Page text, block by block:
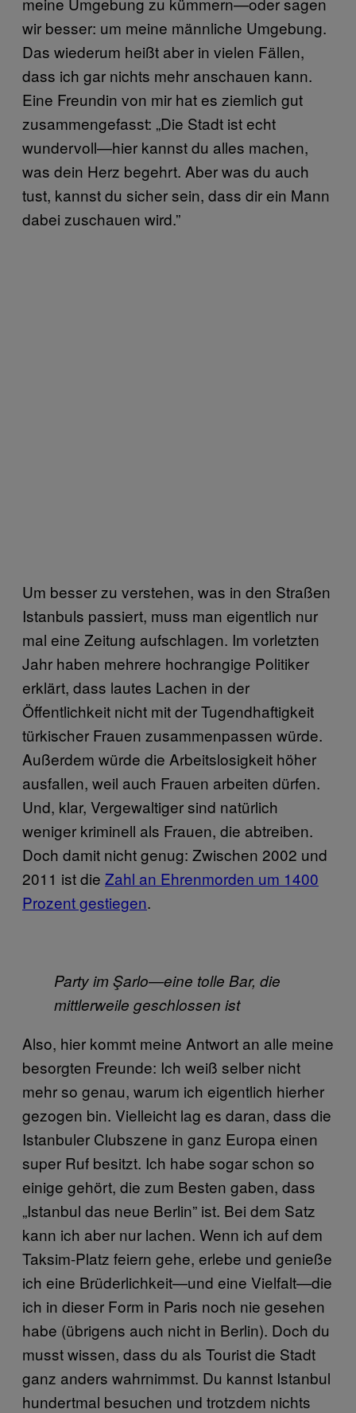
wir besser: um meine männliche Umgebung.
Das wiederum heißt aber in vielen Fällen,
dass ich gar nichts mehr anschauen kann.
Eine Freundin von mir hat es ziemlich gut
zusammengefasst: „Die Stadt ist echt
wundervoll—hier kannst du alles machen,
was dein Herz begehrt. Aber was du auch
tust, kannst du sicher sein, dass dir ein Mann
dabei zuschauen wird.”
Um besser zu verstehen, was in den Straßen
Istanbuls passiert, muss man eigentlich nur
mal eine Zeitung aufschlagen. Im vorletzten
Jahr haben mehrere hochrangige Politiker
erklärt, dass lautes Lachen in der
Öffentlichkeit nicht mit der Tugendhaftigkeit
türkischer Frauen zusammenpassen würde.
Außerdem würde die Arbeitslosigkeit höher
ausfallen, weil auch Frauen arbeiten dürfen.
Und, klar, Vergewaltiger sind natürlich
weniger kriminell als Frauen, die abtreiben.
Doch damit nicht genug: Zwischen 2002 und
2011 ist die Zahl an Ehrenmorden um 1400
Prozent gestiegen.
Party im Şarlo—eine tolle Bar, die
mittlerweile geschlossen ist
Also, hier kommt meine Antwort an alle meine
besorgten Freunde: Ich weiß selber nicht
mehr so genau, warum ich eigentlich hierher
gezogen bin. Vielleicht lag es daran, dass die
Istanbuler Clubszene in ganz Europa einen
super Ruf besitzt. Ich habe sogar schon so
einige gehört, die zum Besten gaben, dass
„Istanbul das neue Berlin” ist. Bei dem Satz
kann ich aber nur lachen. Wenn ich auf dem
Taksim-Platz feiern gehe, erlebe und genieße
ich eine Brüderlichkeit—und eine Vielfalt—die
ich in dieser Form in Paris noch nie gesehen
habe (übrigens auch nicht in Berlin). Doch du
musst wissen, dass du als Tourist die Stadt
ganz anders wahrnimmst. Du kannst Istanbul
hundertmal besuchen und trotzdem nichts